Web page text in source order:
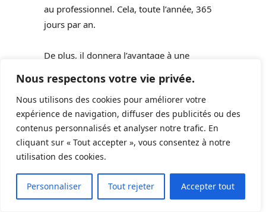
Nous respectons votre vie privée.
Nous utilisons des cookies pour améliorer votre
expérience de navigation, diffuser des publicités ou des
contenus personnalisés et analyser notre trafic. En
cliquant sur « Tout accepter », vous consentez à notre
utilisation des cookies.
Personnaliser Tout rejeter Accepter tout
au professionnel. Cela, toute l’année, 365
jours par an.
De plus, il donnera l’avantage à une
filières de formation de plongée.
Concept nouveau, cette carrière
d’apprentissage aura un volume suffisant
pour effectuer les exercices nécessaires.
Elle proposera aussi des profondeurs
adaptées à chaque niveau de plongée.